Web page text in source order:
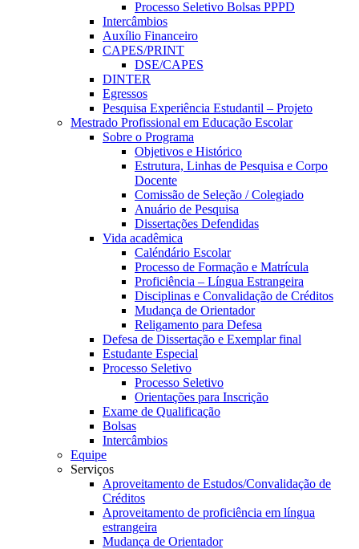
Processo Seletivo Bolsas PPPD
Intercâmbios
Auxílio Financeiro
CAPES/PRINT
DSE/CAPES
DINTER
Egressos
Pesquisa Experiência Estudantil – Projeto
Mestrado Profissional em Educação Escolar
Sobre o Programa
Objetivos e Histórico
Estrutura, Linhas de Pesquisa e Corpo
Docente
Comissão de Seleção / Colegiado
Anuário de Pesquisa
Dissertações Defendidas
Vida acadêmica
Caléndário Escolar
Processo de Formação e Matrícula
Proficiência – Língua Estrangeira
Disciplinas e Convalidação de Créditos
Mudança de Orientador
Religamento para Defesa
Defesa de Dissertação e Exemplar final
Estudante Especial
Processo Seletivo
Processo Seletivo
Orientações para Inscrição
Exame de Qualificação
Bolsas
Intercâmbios
Equipe
Serviços
Aproveitamento de Estudos/Convalidação de
Créditos
Aproveitamento de proficiência em língua
estrangeira
Mudança de Orientador